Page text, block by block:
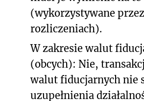
(wykorzystywane
rozliczeniach).
W zakresie walut
(obcych): Nie,
walut fiducjarnych nie
uzupełnienia